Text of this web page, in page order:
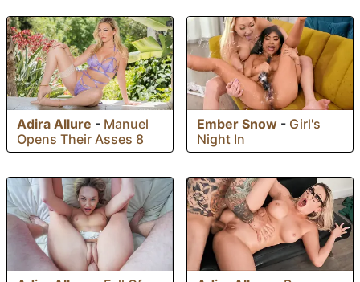
Adira Allure - Manuel
Opens Their Asses 8
Ember Snow - Girl's
Night In